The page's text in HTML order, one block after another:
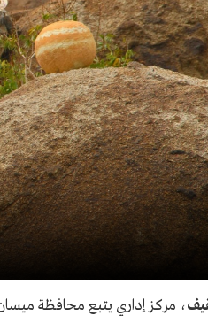
، مركز إداري يتبع محافظة